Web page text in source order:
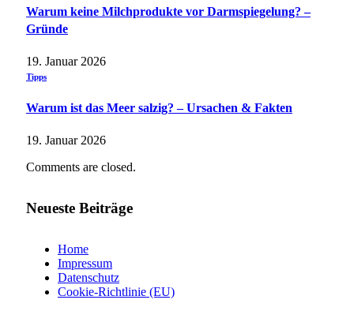
Warum keine Milchprodukte vor Darmspiegelung? –
Gründe
19. Januar 2026
Tipps
Warum ist das Meer salzig? – Ursachen & Fakten
19. Januar 2026
Comments are closed.
Neueste Beiträge
Home
Impressum
Datenschutz
Cookie-Richtlinie (EU)